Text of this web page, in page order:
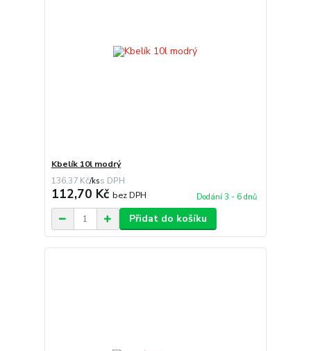
Kbelík 10l modrý
136,37 Kč/ks
112,70 Kč bez DPH Dodání 3 - 6 dnů
Přidat do košíku